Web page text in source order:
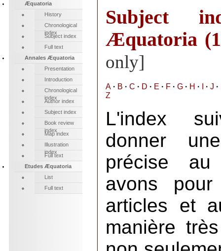
Æquatoria
History
Chronological
index
Subject index
Full text
Annales Æquatoria
Presentation
Introduction
Chronological
index
Author index
Subject index
Book review
index
Map index
Illustration
index
Full text
Etudes Æquatoria
List
Full text
Subject
Æquatoria
only]
A · B · C · D · E · F · G · H · · J ·
Z
L'index
donner
précise au
avons
articles et
manière